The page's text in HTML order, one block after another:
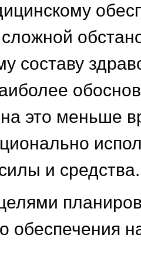
составу
на это меньше
и средства.
обеспечения